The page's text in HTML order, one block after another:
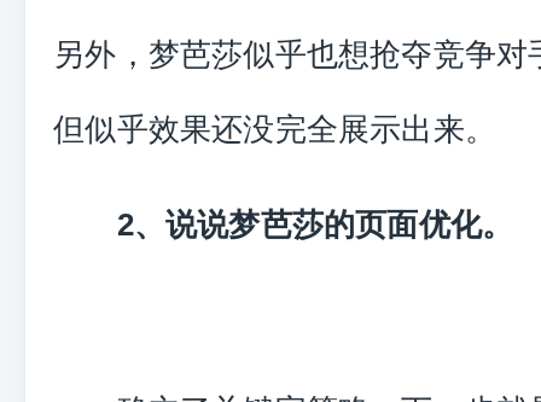
另外，梦芭莎似乎也想抢夺竞争对
但似乎效果还没完全展示出来。
2、说说梦芭莎的页面优化。